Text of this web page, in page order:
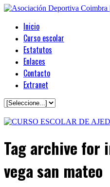
Inicio
Curso escolar
Estatutos
Enlaces
Contacto
Extranet
Tag archive for
vega san mateo